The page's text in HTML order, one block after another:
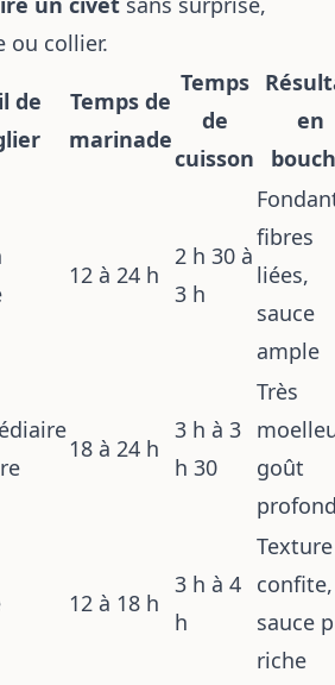
ou collier.
de
Temps de
marinade
Temps
de
cuisson
en
12 à 24 h
2 h 30 à
3 h
fibres
liées,
sauce
ample
18 à 24 h
3 h à 3
h 30
Très
goût
12 à 18 h
3 h à 4
h
Texture
confite,
sauce
riche